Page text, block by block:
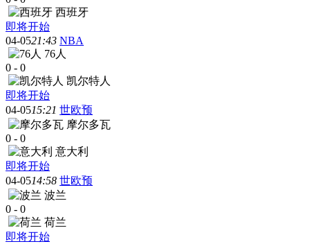
西班牙
即将开始
04-0521:43 NBA
76人
0 - 0
凯尔特人
即将开始
04-0515:21 世欧预
摩尔多瓦
0 - 0
意大利
即将开始
04-0514:58 世欧预
波兰
0 - 0
荷兰
即将开始